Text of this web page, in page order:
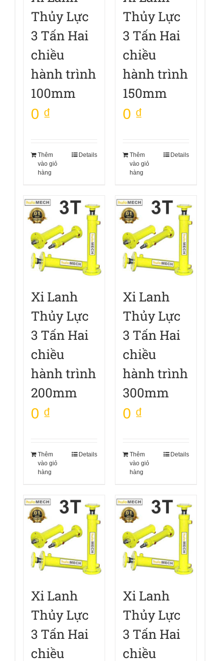
Thủy Lực
3 Tấn Hai
chiều
hành trình
100mm
0 ₫
Thêm
vào giỏ
hàng
Details
Thủy Lực
3 Tấn Hai
chiều
hành trình
150mm
0 ₫
Thêm
vào giỏ
hàng
Details
Xi Lanh
Thủy Lực
3 Tấn Hai
chiều
hành trình
200mm
0 ₫
Thêm
vào giỏ
hàng
Details
Xi Lanh
Thủy Lực
3 Tấn Hai
chiều
hành trình
300mm
0 ₫
Thêm
vào giỏ
hàng
Details
Xi Lanh
Thủy Lực
3 Tấn Hai
chiều
Xi Lanh
Thủy Lực
3 Tấn Hai
chiều